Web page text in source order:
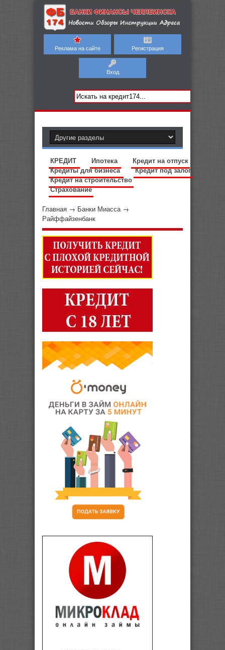
Реклама на сайте Регистрация
Вход
КРЕДИТ Ипотека
Кредит на отпуск
Кредиты для бизнеса
Кредит под залог
Кредит на строительство
Страхование
Главная → Банки Миасса →
Райффайзенбанк